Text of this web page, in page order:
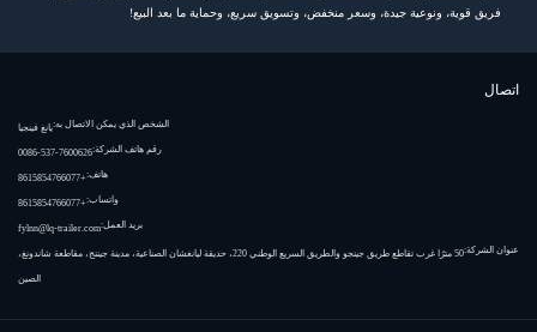
اتصال
الشخص الذي يمكن الاتصال به:يانغ فينجيا
رقم هاتف الشركة:0086-537-7600626
هاتف:+8615854766077
واتساب:+8615854766077
بريد العمل:fylnn@lq-trailer.com
عنوان الشركة:
50 مترًا غرب تقاطع طريق جينجو والطريق السريع الوطني 220، حديقة ليانغشان الصناعية، مدينة جيننج، مقاطعة شاندونغ،
الصين
فريق قوية، ونوعية جيدة، وسعر منخفض، وتسويق سريع، وحماية ما بعد البيع!